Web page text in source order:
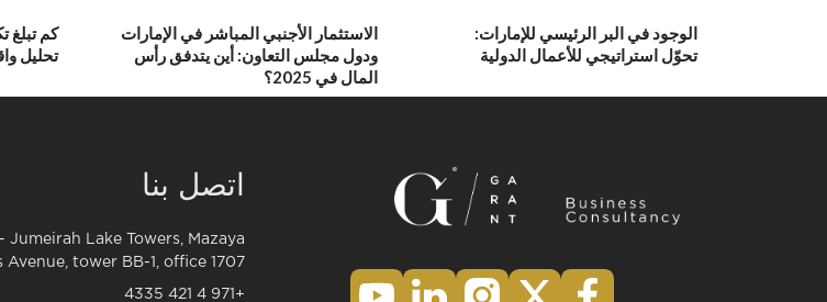
الوجود في البر الرئيسي للإمارات:
تحوّل استراتيجي للأعمال الدولية
الاستثمار الأجنبي المباشر في الإمارات
ودول مجلس التعاون: أين يتدفق رأس
المال في 2025؟
كم
تحليل
اتصل بنا
Jumeirah Lake Towers, Mazaya
Avenue, tower BB-1, office 1707
+971 4 421 4335